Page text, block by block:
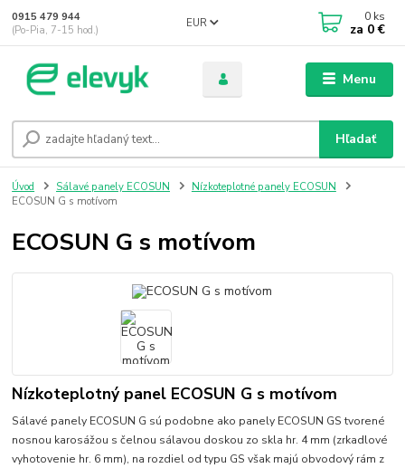
Menu
EUR
Hľadať
0915 479 944
(Po-Pia, 7-15 hod.)
0 ks
za 0 €
Úvod Sálavé panely ECOSUN
Nízkoteplotné panely ECOSUN
ECOSUN G s motívom
ECOSUN G s motívom
Nízkoteplotný panel ECOSUN G s motívom
Sálavé panely ECOSUN G sú podobne ako panely ECOSUN GS tvorené
nosnou karosážou s čelnou sálavou doskou zo skla hr. 4 mm (zrkadlové
vyhotovenie hr. 6 mm), na rozdiel od typu GS však majú obvodový rám z